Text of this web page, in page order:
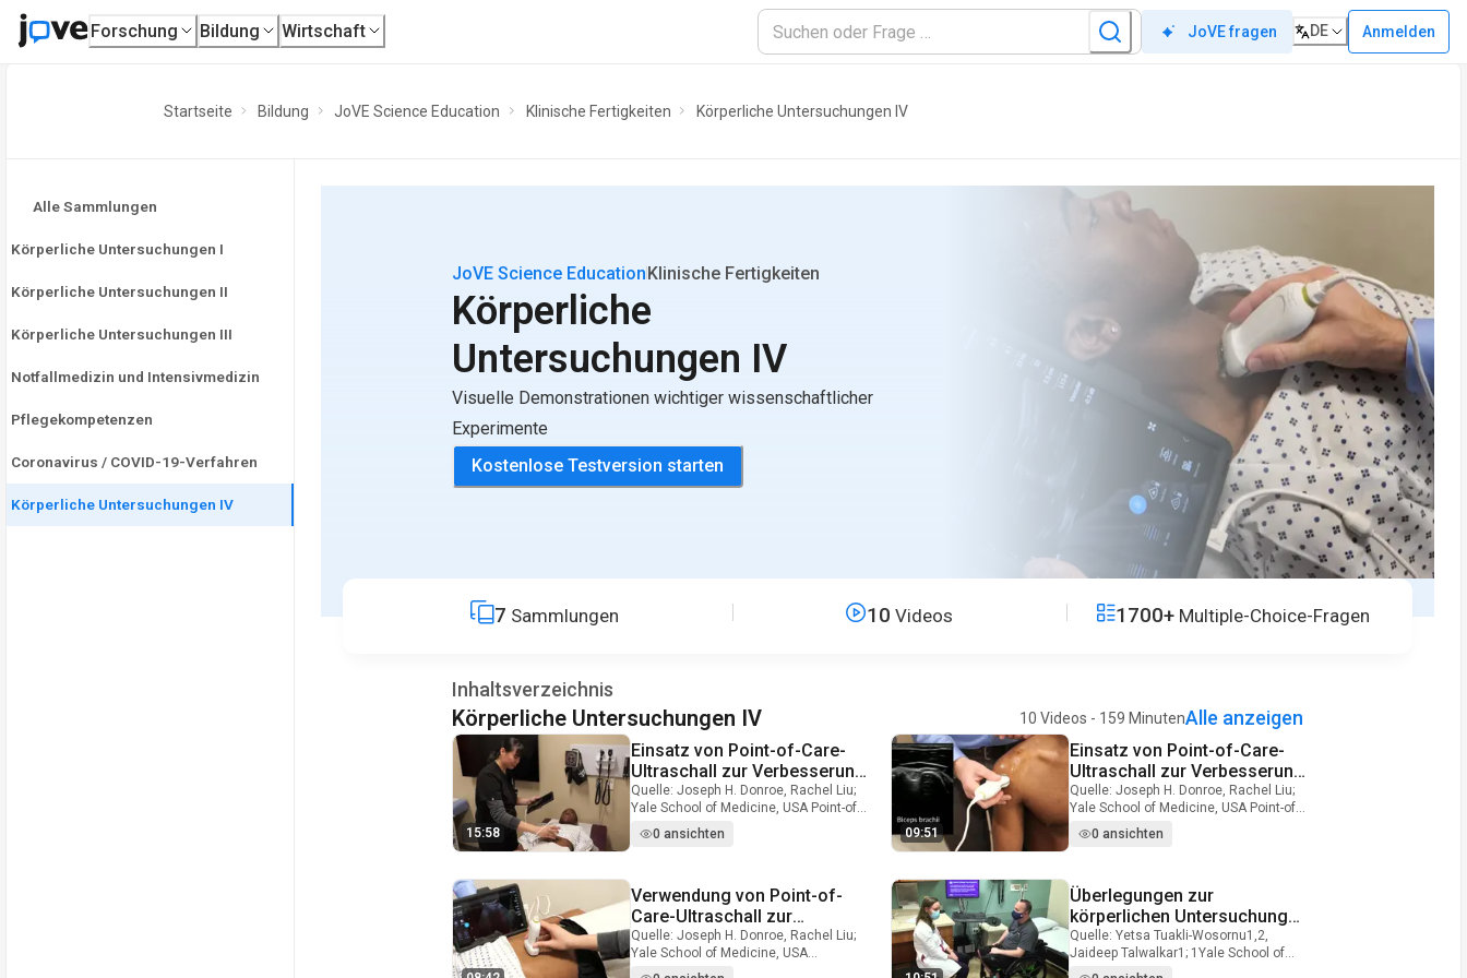
Forschung Bildung Wirtschaft JoVE fragen DE Anmelden
Startseite Bildung JoVE Science Education Klinische Fertigkeiten Körperliche Untersuchungen IV
Alle Sammlungen
Körperliche Untersuchungen I
Körperliche Untersuchungen II
Körperliche Untersuchungen III
Notfallmedizin und Intensivmedizin
Pflegekompetenzen
Coronavirus / COVID-19-Verfahren
Körperliche Untersuchungen IV
JoVE Science EducationKlinische Fertigkeiten
Körperliche
Untersuchungen IV
Visuelle Demonstrationen wichtiger wissenschaftlicher
Experimente
Kostenlose Testversion starten
7 Sammlungen 10 Videos 1700+Multiple-Choice-Fragen
Inhaltsverzeichnis
Körperliche Untersuchungen IV 10 Videos - 159 MinutenAlle anzeigen
15:58
Einsatz von Point-of-Care-
Ultraschall zur Verbesserung
des Erwerbs körperlicher
Untersuchungskompetenzen:
Organe
Quelle: Joseph H. Donroe, Rachel Liu;
Yale School of Medicine, USA Point-of-
Care-Ultraschall (POCUS) wird von
Ärzten zur Diagnose, laufenden
der Patientenversorgung verwendet.
Viele medizinische Fakultäten
unterrichten jetzt POCUS als Teil ihrer
klinischen Grundausbildung,
zusätzlich zu Geschichte, körperlichen
Video Duration: 15 minutes and 58 seconds
0 ansichten 09:51
Einsatz von Point-of-Care-
Ultraschall zur Verbesserung
des Erwerbs körperlicher
Untersuchungskompetenzen:
Knie und Schulter
Quelle: Joseph H. Donroe, Rachel Liu;
Yale School of Medicine, USA Point-of-
Care-Ultraschall oder POCUS ist
einfach zu bedienen, hat eine
kann in einer Vielzahl von
Umgebungen durchgeführt werden. Es
ist auch weitaus sicherer und billiger
als bildgebende Verfahren wie die
Computertomographie. POCUS kann
Video Duration: 9 minutes and 51 seconds
0 ansichten
Verwendung von Point-of-
Care-Ultraschall zur
Verbesserung des Erwerbs
von körperlichen
Quelle: Joseph H. Donroe, Rachel Liu;
Yale School of Medicine, USA
Vaskuläre Erkrankungen machen die
Video Duration: 8 minutes and 42 seconds
Überlegungen zur
körperlichen Untersuchung
bei Personen, die einen
Rollstuhl benutzen
Quelle: Yetsa Tuakli-Wosornu1,2,
Jaideep Talwalkar1; 1Yale School of
Medicine, 2Universität von Pittsburgh
Video Duration: 10 minutes and 51 seconds